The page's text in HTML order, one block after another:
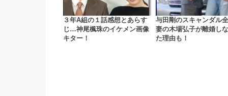
３年A組の１話感想とあらす
じ…神尾楓珠のイケメン画像
キター！
与田剛のスキャンダル全
妻の木場弘子が離婚し
た理由も！